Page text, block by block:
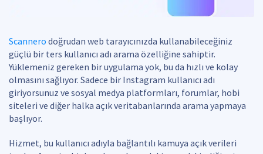
Scannero doğrudan web tarayıcınızda kullanabileceğiniz
güçlü bir ters kullanıcı adı arama özelliğine sahiptir.
Yüklemeniz gereken bir uygulama yok, bu da hızlı ve kolay
olmasını sağlıyor. Sadece bir Instagram kullanıcı adı
giriyorsunuz ve sosyal medya platformları, forumlar, hobi
siteleri ve diğer halka açık veritabanlarında arama yapmaya
başlıyor.
Hizmet, bu kullanıcı adıyla bağlantılı kamuya açık verileri